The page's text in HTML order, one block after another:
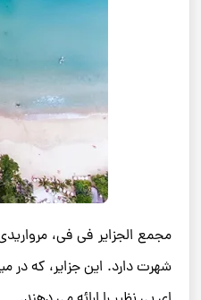
مجمع ‌الجزایر فی ‌فی،
شهرت دارد. این جزایر، که در